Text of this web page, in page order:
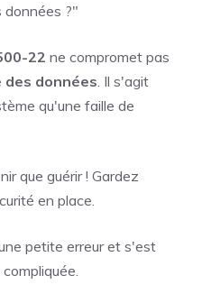
?"
22 ne compromet pas
des données . Il s'agit
qu'une faille de
que guérir ! Gardez
en place.
petite erreur et s'est